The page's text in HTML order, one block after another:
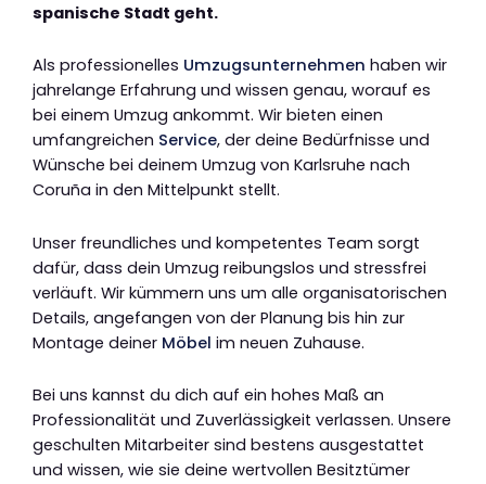
spanische Stadt geht.
Als professionelles Umzugsunternehmen haben wir
jahrelange Erfahrung und wissen genau, worauf es
bei einem Umzug ankommt. Wir bieten einen
umfangreichen Service, der deine Bedürfnisse und
Wünsche bei deinem Umzug von Karlsruhe nach
Coruña in den Mittelpunkt stellt.
Unser freundliches und kompetentes Team sorgt
dafür, dass dein Umzug reibungslos und stressfrei
verläuft. Wir kümmern uns um alle organisatorischen
Details, angefangen von der Planung bis hin zur
Montage deiner Möbel im neuen Zuhause.
Bei uns kannst du dich auf ein hohes Maß an
Professionalität und Zuverlässigkeit verlassen. Unsere
geschulten Mitarbeiter sind bestens ausgestattet
und wissen, wie sie deine wertvollen Besitztümer